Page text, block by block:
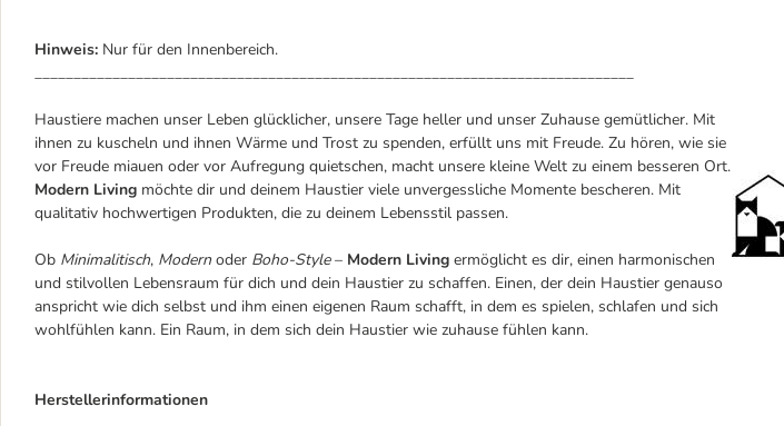
Hinweis: Nur für den Innenbereich.
_____________________________________________________________________________
Haustiere machen unser Leben glücklicher, unsere Tage heller und unser Zuhause gemütlicher. Mit
ihnen zu kuscheln und ihnen Wärme und Trost zu spenden, erfüllt uns mit Freude. Zu hören, wie sie
vor Freude miauen oder vor Aufregung quietschen, macht unsere kleine Welt zu einem besseren Ort.
Modern Living möchte dir und deinem Haustier viele unvergessliche Momente bescheren. Mit
qualitativ hochwertigen Produkten, die zu deinem Lebensstil passen.
Ob Minimalitisch, Modern oder Boho-Style– Modern Living ermöglicht es dir, einen harmonischen
und stilvollen Lebensraum für dich und dein Haustier zu schaffen. Einen, der dein Haustier genauso
anspricht wie dich selbst und ihm einen eigenen Raum schafft, in dem es spielen, schlafen und sich
wohlfühlen kann. Ein Raum, in dem sich dein Haustier wie zuhause fühlen kann.
Herstellerinformationen